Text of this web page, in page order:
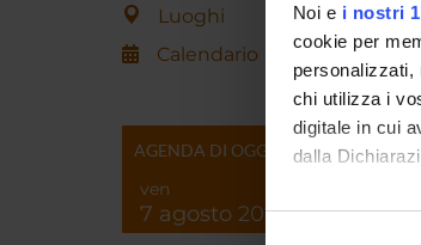
Noi e i nostri
cookie per
personalizzati,
chi utilizza i
digitale in cui
dalla
Con il tuo
Luoghi
Calendario
AGENDA DI OGGI
ven
7 agosto 2026